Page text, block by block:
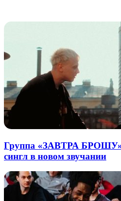
Группа «ЗАВТРА БРОШУ»
сингл в новом звучании